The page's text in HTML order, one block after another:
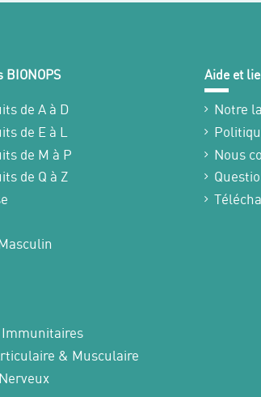
BIONOPS
de A à D
de E à L
de M à P
de Q à Z
Immunitaires
& Musculaire
Aide et
Notre
Nous